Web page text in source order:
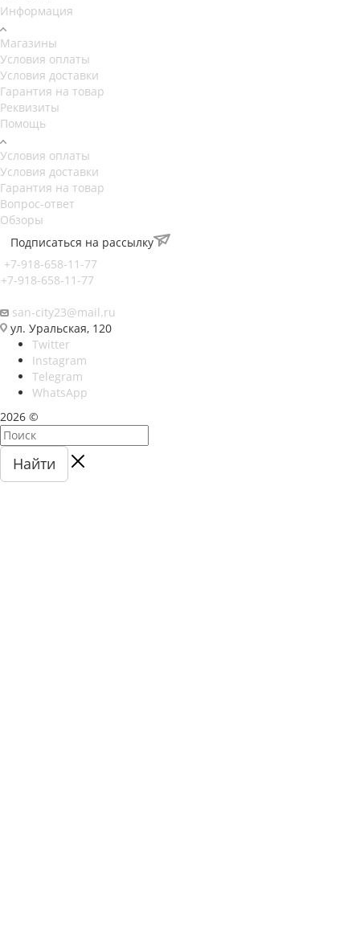
Информация
Магазины
Условия оплаты
Условия доставки
Гарантия на товар
Реквизиты
Помощь
Условия оплаты
Условия доставки
Гарантия на товар
Вопрос-ответ
Обзоры
Подписаться на рассылку
+7-918-658-11-77
+7-918-658-11-77
san-city23@mail.ru
ул. Уральская, 120
Twitter
Instagram
Telegram
WhatsApp
2026 ©
Найти